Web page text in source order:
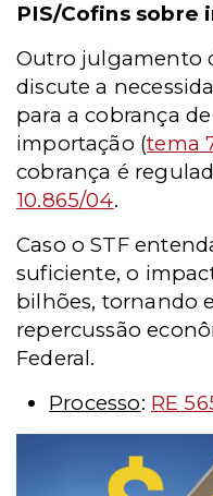
PIS/Cofins sobre
Outro julgamento
discute a
para a cobrança
importação (tema
cobrança é
10.865/04.
Caso o STF
suficiente, o
bilhões, tornando
repercussão
Federal.
Processo: RE